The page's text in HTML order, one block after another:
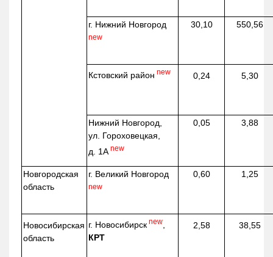
г. Нижний Новгород
new
30,10 550,56
Кстовский район new 0,24 5,30
Нижний Новгород,
ул. Гороховецкая,
д. 1А new
0,05 3,88
Новгородская
область
г. Великий Новгород
new
0,60 1,25
Новосибирская
область
г. Новосибирск new,
КРТ
2,58 38,55